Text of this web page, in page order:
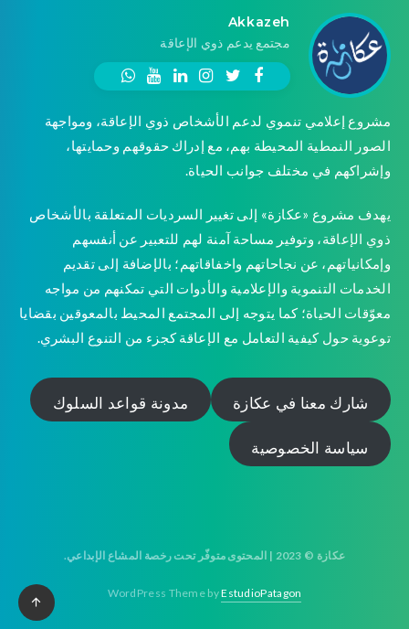
Akkazeh
مجتمع يدعم ذوي الإعاقة
مشروع إعلامي تنموي لدعم الأشخاص ذوي الإعاقة، ومواجهة
الصور النمطية المحيطة بهم، مع إدراك حقوقهم وحمايتها،
وإشراكهم في مختلف جوانب الحياة.
يهدف مشروع «عكازة» إلى تغيير السرديات المتعلقة بالأشخاص
ذوي الإعاقة، وتوفير مساحة آمنة لهم للتعبير عن أنفسهم
وإمكانياتهم، عن نجاحاتهم واخفاقاتهم؛ بالإضافة إلى تقديم
الخدمات التنموية والإعلامية والأدوات التي تمكنهم من مواجه
معوّقات الحياة؛ كما يتوجه إلى المجتمع المحيط بالمعوقين بقضايا
توعوية حول كيفية التعامل مع الإعاقة كجزء من التنوع البشري.
شارك معنا في عكازة مدونة قواعد السلوك
سياسة الخصوصية
عكازة © 2023 | المحتوى متوفّر تحت رخصة المشاع الإبداعي.
WordPress Theme byEstudioPatagon